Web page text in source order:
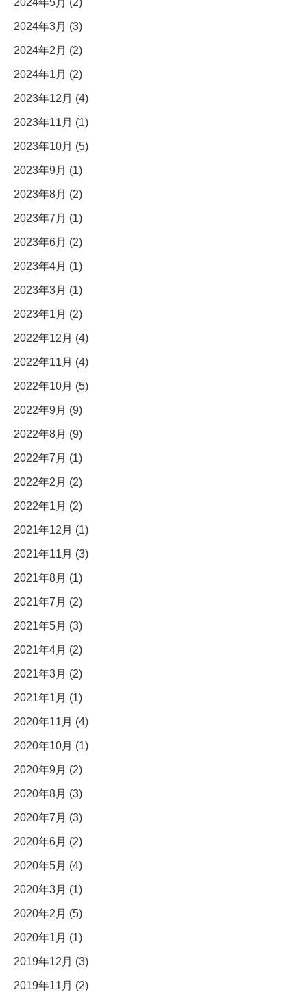
2024年3月 (3)
2024年2月 (2)
2024年1月 (2)
2023年12月 (4)
2023年11月 (1)
2023年10月 (5)
2023年9月 (1)
2023年8月 (2)
2023年7月 (1)
2023年6月 (2)
2023年4月 (1)
2023年3月 (1)
2023年1月 (2)
2022年12月 (4)
2022年11月 (4)
2022年10月 (5)
2022年9月 (9)
2022年8月 (9)
2022年7月 (1)
2022年2月 (2)
2022年1月 (2)
2021年12月 (1)
2021年11月 (3)
2021年8月 (1)
2021年7月 (2)
2021年5月 (3)
2021年4月 (2)
2021年3月 (2)
2021年1月 (1)
2020年11月 (4)
2020年10月 (1)
2020年9月 (2)
2020年8月 (3)
2020年7月 (3)
2020年6月 (2)
2020年5月 (4)
2020年3月 (1)
2020年2月 (5)
2020年1月 (1)
2019年12月 (3)
2019年11月 (2)